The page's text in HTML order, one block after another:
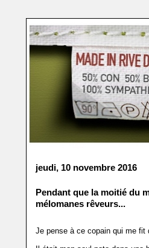
jeudi, 10 novembre 2016
Pendant que la moitié du
mélomanes rêveurs...
Je pense à ce copain qui me fit